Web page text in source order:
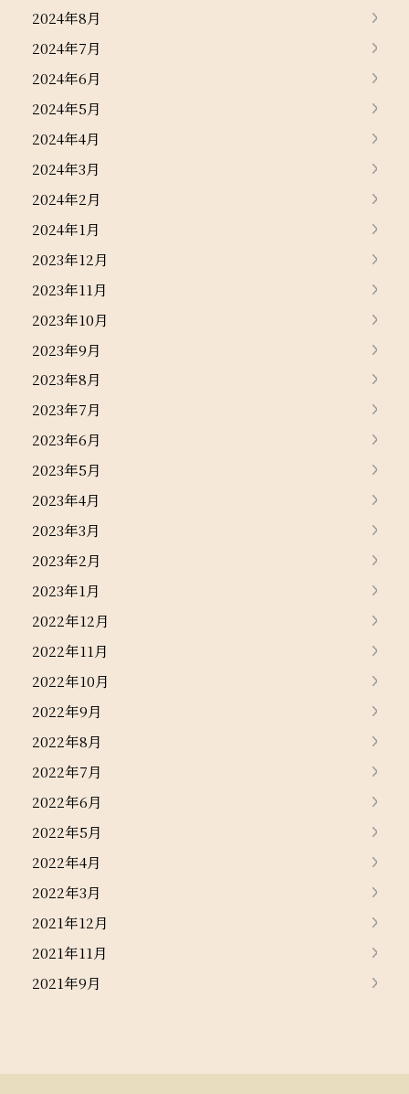
2024年8月
2024年7月
2024年6月
2024年5月
2024年4月
2024年3月
2024年2月
2024年1月
2023年12月
2023年11月
2023年10月
2023年9月
2023年8月
2023年7月
2023年6月
2023年5月
2023年4月
2023年3月
2023年2月
2023年1月
2022年12月
2022年11月
2022年10月
2022年9月
2022年8月
2022年7月
2022年6月
2022年5月
2022年4月
2022年3月
2021年12月
2021年11月
2021年9月